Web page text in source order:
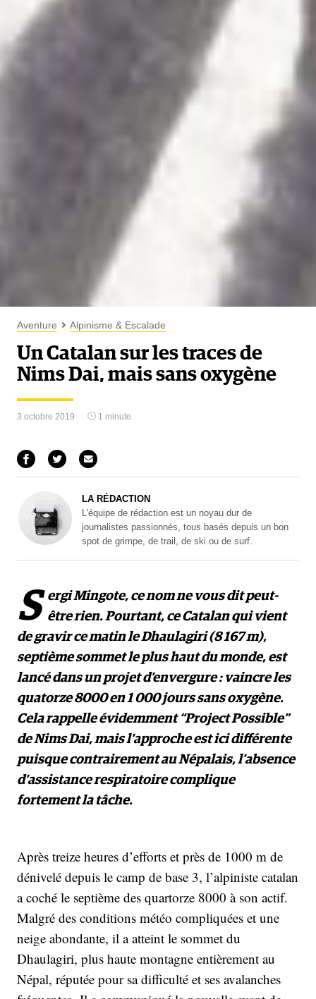
Aventure Alpinisme & Escalade
Un Catalan sur les traces de
Nims Dai, mais sans oxygène
3 octobre 2019 1 minute
LA RÉDACTION
L'équipe de rédaction est un noyau dur de
journalistes passionnés, tous basés depuis un bon
spot de grimpe, de trail, de ski ou de surf.
S ergi Mingote, ce nom ne vous dit peut-
être rien. Pourtant, ce Catalan qui vient
de gravir ce matin le Dhaulagiri (8 167 m),
septième sommet le plus haut du monde, est
lancé dans un projet d’envergure : vaincre les
quatorze 8000 en 1 000 jours sans oxygène.
Cela rappelle évidemment “Project Possible”
de Nims Dai, mais l’approche est ici différente
puisque contrairement au Népalais, l’absence
d’assistance respiratoire complique
fortement la tâche.
Après treize heures d’efforts et près de 1000 m de
dénivelé depuis le camp de base 3, l’alpiniste catalan
a coché le septième des quartorze 8000 à son actif.
Malgré des conditions météo compliquées et une
neige abondante, il a atteint le sommet du
Dhaulagiri, plus haute montagne entièrement au
Népal, réputée pour sa difficulté et ses avalanches